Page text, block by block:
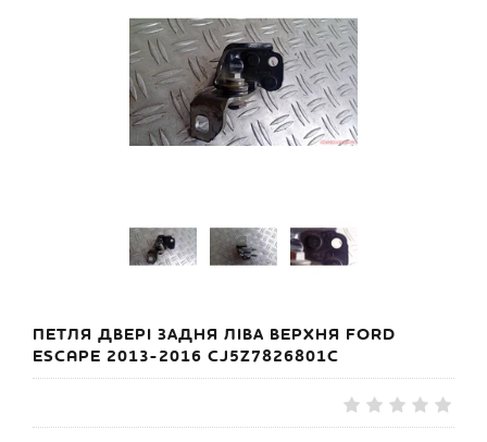
ПЕТЛЯ ДВЕРІ ЗАДНЯ ЛІВА ВЕРХНЯ FORD
ESCAPE 2013-2016 CJ5Z7826801C